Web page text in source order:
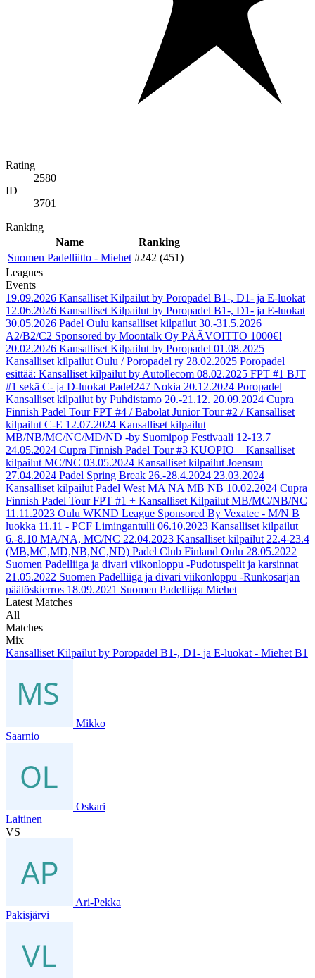
Rating
2580
ID
3701
Ranking
Name
Ranking
Suomen Padelliitto - Miehet #242 (451)
Leagues
Events
19.09.2026 Kansalliset Kilpailut by Poropadel B1-, D1- ja E-luokat
12.06.2026 Kansalliset Kilpailut by Poropadel B1-, D1- ja E-luokat
30.05.2026 Padel Oulu kansalliset kilpailut 30.-31.5.2026
A2/B2/C2 Sponsored by Moontalk Oy PÄÄVOITTO 1000€!
20.02.2026 Kansalliset Kilpailut by Poropadel 01.08.2025
Kansalliset kilpailut Oulu / Poropadel ry 28.02.2025 Poropadel
esittää: Kansalliset kilpailut by Autollecom 08.02.2025 FPT #1 BJT
#1 sekä C- ja D-luokat Padel247 Nokia 20.12.2024 Poropadel
Kansalliset kilpailut by Puhdistamo 20.-21.12. 20.09.2024 Cupra
Finnish Padel Tour FPT #4 / Babolat Junior Tour #2 / Kansalliset
kilpailut C-E 12.07.2024 Kansalliset kilpailut
MB/NB/MC/NC/MD/ND -by Suomipop Festivaali 12-13.7
24.05.2024 Cupra Finnish Padel Tour #3 KUOPIO + Kansalliset
kilpailut MC/NC 03.05.2024 Kansalliset kilpailut Joensuu
27.04.2024 Padel Spring Break 26.-28.4.2024 23.03.2024
Kansalliset kilpailut Padel West MA NA MB NB 10.02.2024 Cupra
Finnish Padel Tour FPT #1 + Kansalliset Kilpailut MB/MC/NB/NC
11.11.2023 Oulu WKND League Sponsored By Vexatec - M/N B
luokka 11.11 - PCF Limingantulli 06.10.2023 Kansalliset kilpailut
6.-8.10 MA/NA, MC/NC 22.04.2023 Kansalliset kilpailut 22.4-23.4
(MB,MC,MD,NB,NC,ND) Padel Club Finland Oulu 28.05.2022
Suomen Padelliiga ja divari viikonloppu -Pudotuspelit ja karsinnat
21.05.2022 Suomen Padelliiga ja divari viikonloppu -Runkosarjan
päätöskierros 18.09.2021 Suomen Padelliiga Miehet
Latest Matches
All
Matches
Mix
Kansalliset Kilpailut by Poropadel B1-, D1- ja E-luokat - Miehet B1
Mikko
Saarnio
Oskari
Laitinen
VS
Ari-Pekka
Pakisjärvi